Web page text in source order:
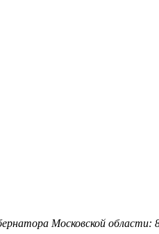
Московской области: